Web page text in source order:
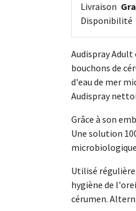
Livraison
Disponibilité
Audispray
bouchons de
d'eau de mer
Audispray
Grâce à son
Une solution
Utilisé
hygiène de
cérumen.